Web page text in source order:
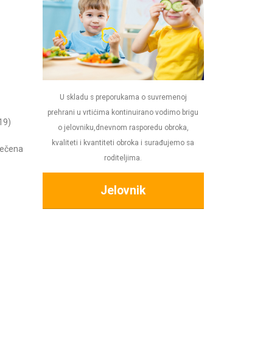
U skladu s preporukama o suvremenoj
prehrani u vrtićima kontinuirano vodimo brigu
o jelovniku,dnevnom rasporedu obroka,
kvaliteti i kvantiteti obroka i surađujemo sa
roditeljima.
Jelovnik